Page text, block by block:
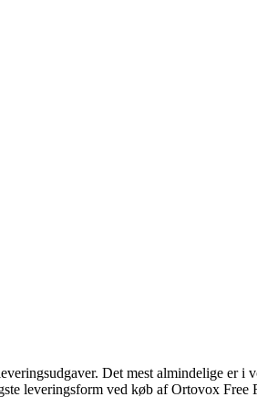
Det mest almindelige er
leveringsform ved køb af Ortovox Free